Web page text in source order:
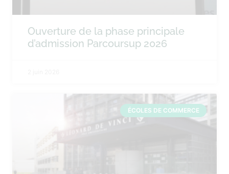
Ouverture de la phase principale
d’admission Parcoursup 2026
ÉCOLES DE COMMERCE